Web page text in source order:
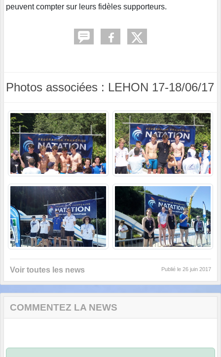
peuvent compter sur leurs fidèles supporteurs.
Photos associées : LEHON 17-18/06/17
Voir toutes les news Publié le 26 juin 2017
COMMENTEZ LA NEWS